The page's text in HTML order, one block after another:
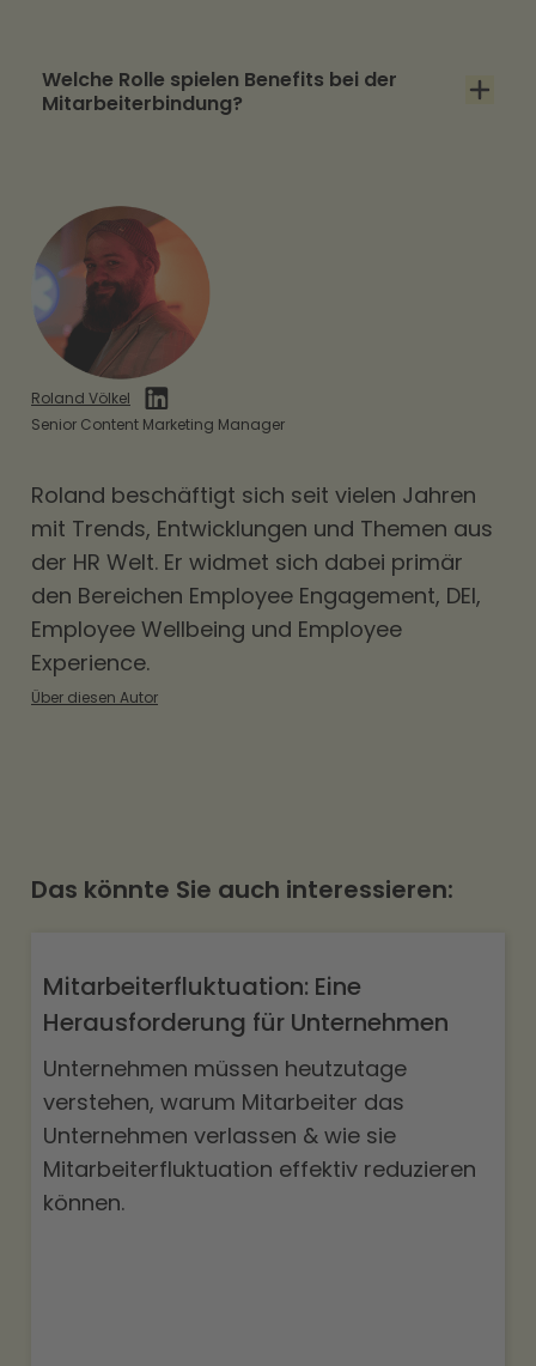
Entwicklungsmöglichkeiten, flexible
Welche Rolle spielen Benefits bei der
Mitarbeiterbindung?
die wahrgenommene Wertschätzung.
Dadurch können sie Fluktuation reduzieren.
Roland Völkel
Senior Content Marketing Manager
Roland beschäftigt sich seit vielen Jahren
mit Trends, Entwicklungen und Themen aus
der HR Welt. Er widmet sich dabei primär
den Bereichen Employee Engagement, DEI,
Employee Wellbeing und Employee
Experience.
Über diesen Autor
Das könnte Sie auch interessieren:
Mitarbeiterfluktuation: Eine
Herausforderung für Unternehmen
Unternehmen müssen heutzutage
verstehen, warum Mitarbeiter das
Unternehmen verlassen & wie sie
Mitarbeiterfluktuation effektiv reduzieren
können.